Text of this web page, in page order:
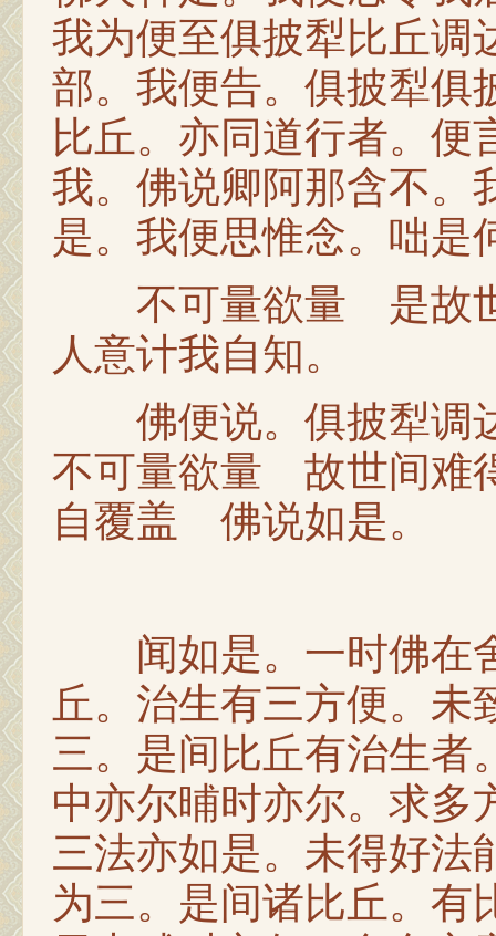
我为便至俱披犁比丘调
部。我便告。俱披犁俱
比丘。亦同道行者。便
我。佛说卿阿那含不。
是。我便思惟念。咄是
不可量欲量 是故
人意计我自知。
佛便说。俱披犁调
不可量欲量 故世间
自覆盖 佛说如是。
闻如是。一时佛在
丘。治生有三方便。未
三。是间比丘有治生者
中亦尔晡时亦尔。求多
三法亦如是。未得好法
为三。是间诸比丘。有